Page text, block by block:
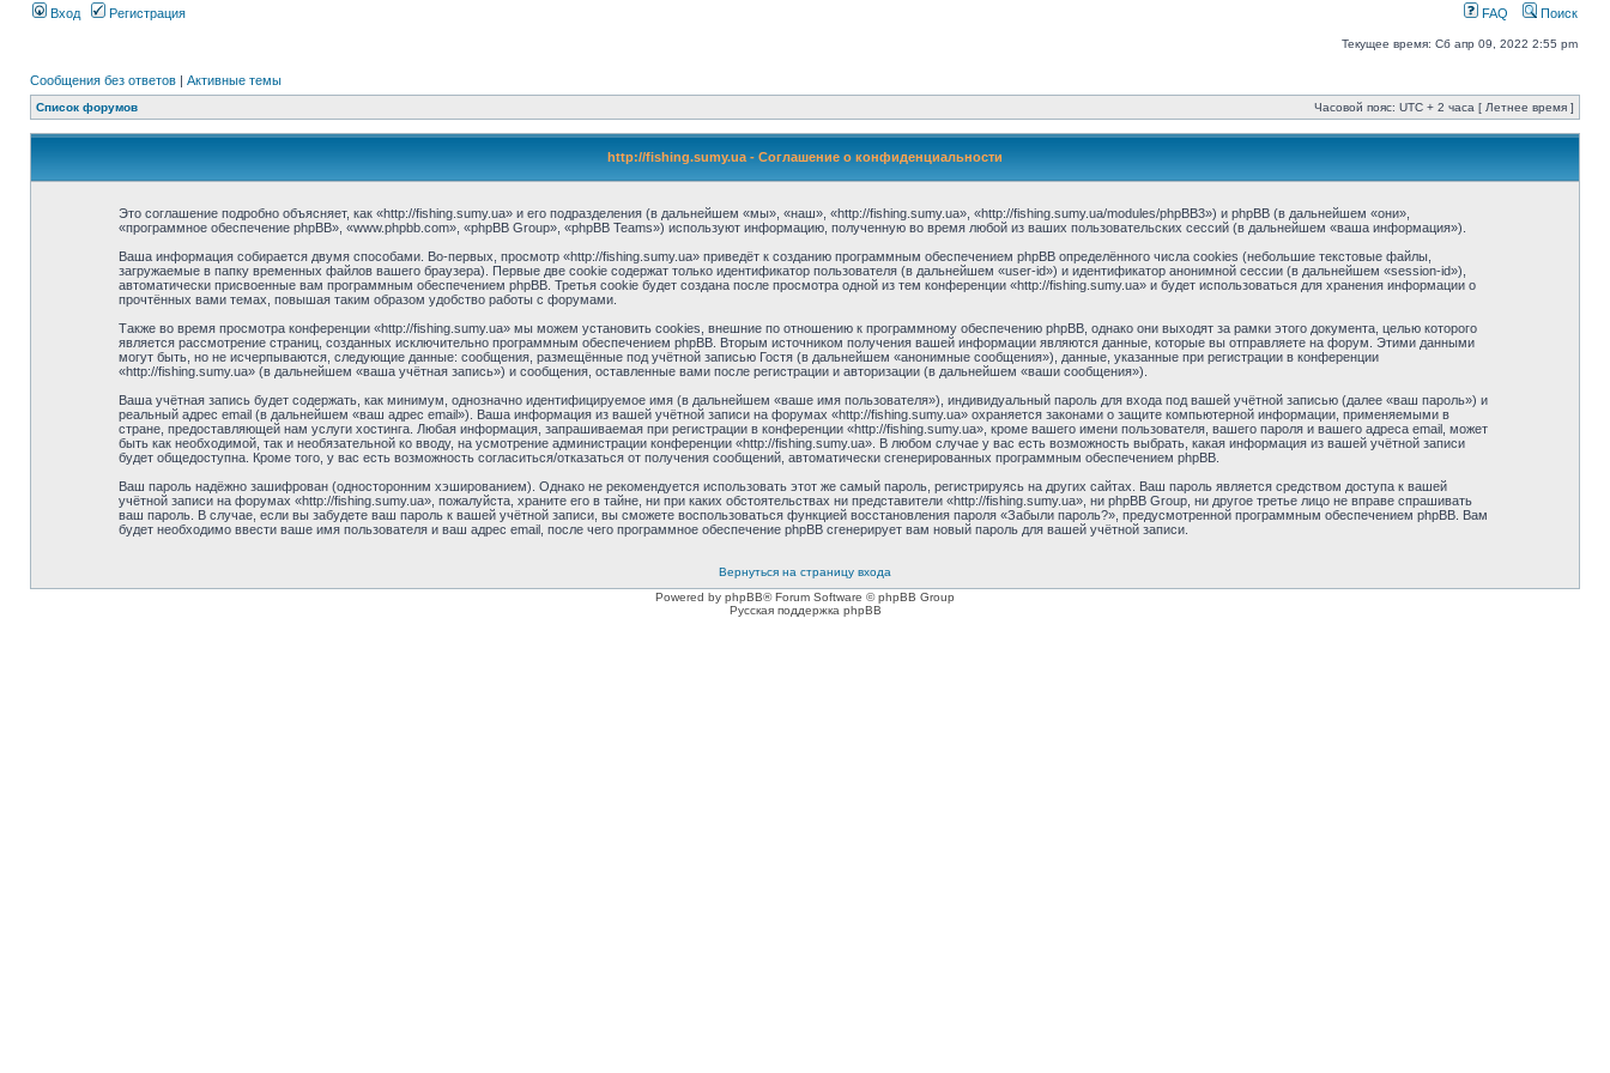
Вход Регистрация FAQ Поиск
Текущее время: Сб апр 09, 2022 2:55 pm
Сообщения без ответов | Активные темы
Список форумов Часовой пояс: UTC + 2 часа [ Летнее время ]
http://fishing.sumy.ua - Соглашение о конфиденциальности
Это соглашение подробно объясняет, как «http://fishing.sumy.ua» и его подразделения (в дальнейшем «мы», «наш», «http://fishing.sumy.ua», «http://fishing.sumy.ua/modules/phpBB3») и phpBB (в дальнейшем «они»,
«программное обеспечение phpBB», «www.phpbb.com», «phpBB Group», «phpBB Teams») используют информацию, полученную во время любой из ваших пользовательских сессий (в дальнейшем «ваша информация»).
Ваша информация собирается двумя способами. Во-первых, просмотр «http://fishing.sumy.ua» приведёт к созданию программным обеспечением phpBB определённого числа cookies (небольшие текстовые файлы,
загружаемые в папку временных файлов вашего браузера). Первые две cookie содержат только идентификатор пользователя (в дальнейшем «user-id») и идентификатор анонимной сессии (в дальнейшем «session-id»),
автоматически присвоенные вам программным обеспечением phpBB. Третья cookie будет создана после просмотра одной из тем конференции «http://fishing.sumy.ua» и будет использоваться для хранения информации о
прочтённых вами темах, повышая таким образом удобство работы с форумами.
Также во время просмотра конференции «http://fishing.sumy.ua» мы можем установить cookies, внешние по отношению к программному обеспечению phpBB, однако они выходят за рамки этого документа, целью которого
является рассмотрение страниц, созданных исключительно программным обеспечением phpBB. Вторым источником получения вашей информации являются данные, которые вы отправляете на форум. Этими данными
могут быть, но не исчерпываются, следующие данные: сообщения, размещённые под учётной записью Гостя (в дальнейшем «анонимные сообщения»), данные, указанные при регистрации в конференции
«http://fishing.sumy.ua» (в дальнейшем «ваша учётная запись») и сообщения, оставленные вами после регистрации и авторизации (в дальнейшем «ваши сообщения»).
Ваша учётная запись будет содержать, как минимум, однозначно идентифицируемое имя (в дальнейшем «ваше имя пользователя»), индивидуальный пароль для входа под вашей учётной записью (далее «ваш пароль») и
реальный адрес email (в дальнейшем «ваш адрес email»). Ваша информация из вашей учётной записи на форумах «http://fishing.sumy.ua» охраняется законами о защите компьютерной информации, применяемыми в
стране, предоставляющей нам услуги хостинга. Любая информация, запрашиваемая при регистрации в конференции «http://fishing.sumy.ua», кроме вашего имени пользователя, вашего пароля и вашего адреса email, может
быть как необходимой, так и необязательной ко вводу, на усмотрение администрации конференции «http://fishing.sumy.ua». В любом случае у вас есть возможность выбрать, какая информация из вашей учётной записи
будет общедоступна. Кроме того, у вас есть возможность согласиться/отказаться от получения сообщений, автоматически сгенерированных программным обеспечением phpBB.
Ваш пароль надёжно зашифрован (односторонним хэшированием). Однако не рекомендуется использовать этот же самый пароль, регистрируясь на других сайтах. Ваш пароль является средством доступа к вашей
учётной записи на форумах «http://fishing.sumy.ua», пожалуйста, храните его в тайне, ни при каких обстоятельствах ни представители «http://fishing.sumy.ua», ни phpBB Group, ни другое третье лицо не вправе спрашивать
ваш пароль. В случае, если вы забудете ваш пароль к вашей учётной записи, вы сможете воспользоваться функцией восстановления пароля «Забыли пароль?», предусмотренной программным обеспечением phpBB. Вам
будет необходимо ввести ваше имя пользователя и ваш адрес email, после чего программное обеспечение phpBB сгенерирует вам новый пароль для вашей учётной записи.
Вернуться на страницу входа
Powered by phpBB® Forum Software © phpBB Group
Русская поддержка phpBB